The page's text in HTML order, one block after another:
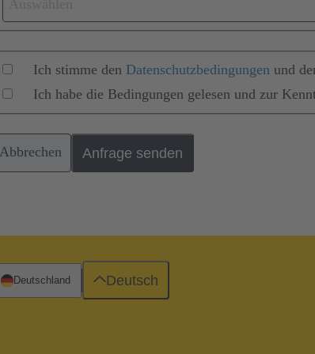
Ich stimme den Datenschutzbedingungen und
Ich habe die Bedingungen gelesen und zur
Abbrechen Anfrage senden
Deutschland Deutsch